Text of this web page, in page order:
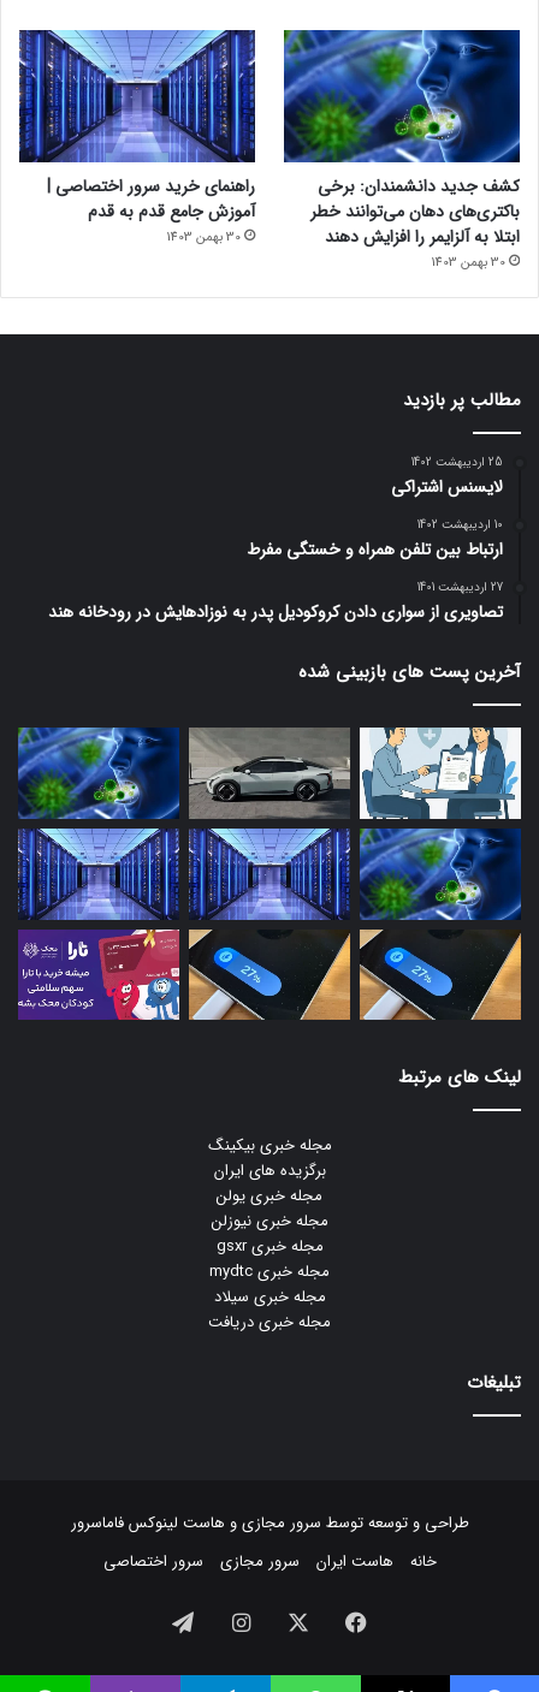
کشف جدید دانشمندان: برخی
باکتری‌های دهان می‌توانند خطر
ابتلا به آلزایمر را افزایش دهند
30 بهمن 1403
راهنمای خرید سرور اختصاصی |
آموزش جامع قدم به قدم
30 بهمن 1403
مطالب پر بازدید
25 اردیبهشت 1402
لایسنس اشتراکی
10 اردیبهشت 1402
ارتباط بین تلفن همراه و خستگی مفرط
27 اردیبهشت 1401
تصاویری از سواری دادن کروکودیل پدر به نوزادهایش در رودخانه هند
آخرین پست های بازبینی شده
لینک های مرتبط
مجله خبری بیکینگ
برگزیده های ایران
مجله خبری یولن
مجله خبری نیوزلن
مجله خبری gsxr
مجله خبری mydtc
مجله خبری سیلاد
مجله خبری دریافت
تبلیغات
طراحی و توسعه توسط سرور مجازیو هاست لینوکسفاماسرور
خانه
هاست ایران سرور مجازی سرور اختصاصی
فیسبوک ایکس اینستاگرام